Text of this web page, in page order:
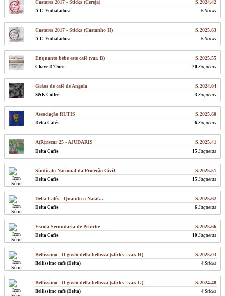
Castores 2017 - Sticks (Cereja) S.2024.42
A.C. Embaladora 6 Sticks
Castores 2017 - Sticks (Castanho II) S.2025.63
A.C. Embaladora 6 Sticks
Enquanto bebe este café (var. B) S.2025.55
Chave D'Ouro 20 Saquetas
Grãos de café de Angola S.2024.04
S&K Coffee 3 Saquetas
Associação RUTIS S.2025.60
Delta Cafés 6 Saquetas
A(R)riscar 25 - AJUDARIS S.2025.41
Delta Cafés 15 Saquetas
Sindicato Nacional da Proteção Civil S.2025.51
Delta Cafés 15 Saquetas
Delta Cafés - Quando o Natal... S.2025.62
Delta Cafés 6 Saquetas
Escola Secundaria de Peniche S.2025.66
Delta Cafés 10 Saquetas
Bellissimo - Il gusto della bellezza (sticks - var. H) S.2025.03
Bellissimo café (Delta) 4 Sticks
Bellissimo - Il gusto della bellezza (sticks - var. G) S.2024.48
Bellissimo café (Delta) 4 Sticks